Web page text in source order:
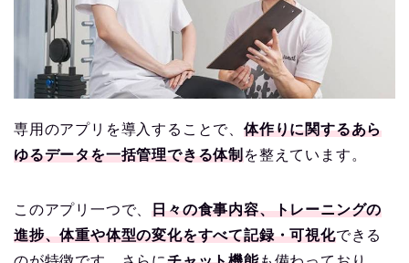
専用のアプリを導入することで、 体作りに関するあら
ゆるデータを一括管理できる体制を整えています。
このアプリ一つで、日々の食事内容、トレーニングの
進捗、体重や体型の変化をすべて記録・可視化できる